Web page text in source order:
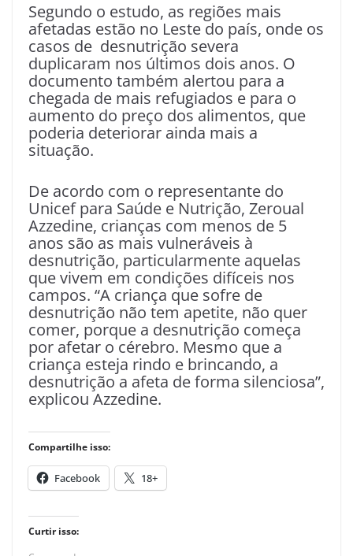
Segundo o estudo, as regiões mais
afetadas estão no Leste do país, onde os
casos de desnutrição severa
duplicaram nos últimos dois anos. O
documento também alertou para a
chegada de mais refugiados e para o
aumento do preço dos alimentos, que
poderia deteriorar ainda mais a
situação.
De acordo com o representante do
Unicef para Saúde e Nutrição, Zeroual
Azzedine, crianças com menos de 5
anos são as mais vulneráveis à
desnutrição, particularmente aquelas
que vivem em condições difíceis nos
campos. “A criança que sofre de
desnutrição não tem apetite, não quer
comer, porque a desnutrição começa
por afetar o cérebro. Mesmo que a
criança esteja rindo e brincando, a
desnutrição a afeta de forma silenciosa”,
explicou Azzedine.
Compartilhe isso:
Facebook 18+
Curtir isso: